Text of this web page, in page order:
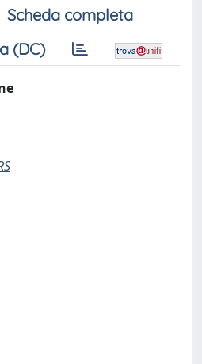
Scheda completa
(DC)